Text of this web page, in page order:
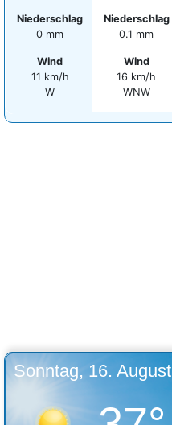
Niederschlag
0 mm
Wind
11 km/h
W
Niederschlag
0.1 mm
Wind
16 km/h
WNW
Sonntag, 16. August